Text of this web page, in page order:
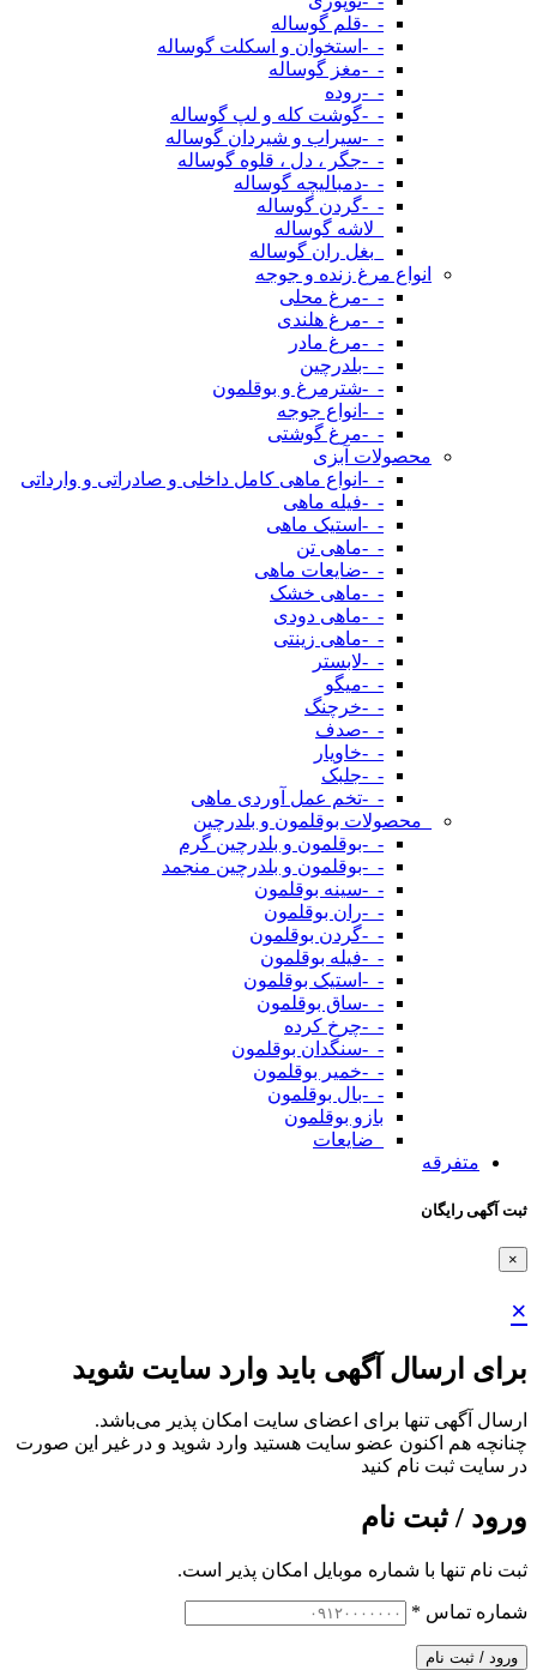
-_-قلم گوساله
-_-استخوان و اسکلت گوساله
-_-مغز گوساله
-_-روده
-_-گوشت کله و لپ گوساله
-_-سیراب و شیردان گوساله
-_-جگر ، دل ، قلوه گوساله
-_-دمبالیچه گوساله
-_-گردن گوساله
_لاشه گوساله
_بغل ران گوساله
انواع مرغ زنده و جوجه
-_-مرغ محلی
-_-مرغ هلندی
-_-مرغ مادر
-_-بلدرچین
-_-شترمرغ و بوقلمون
-_-انواع جوجه
-_-مرغ گوشتی
محصولات آبزی
-_-انواع ماهی کامل داخلی و صادراتی و وارداتی
-_-فیله ماهی
-_-استیک ماهی
-_-ماهی تن
-_-ضایعات ماهی
-_-ماهی خشک
-_-ماهی دودی
-_-ماهی زینتی
-_-لابستر
-_-میگو
-_-خرچنگ
-_-صدف
-_-خاویار
-_-جلبک
-_-تخم عمل آوردی ماهی
_محصولات بوقلمون و بلدرچین
-_-بوقلمون و بلدرچین گرم
-_-بوقلمون و بلدرچین منجمد
-_-سینه بوقلمون
-_-ران بوقلمون
-_-گردن بوقلمون
-_-فیله بوقلمون
-_-استیک بوقلمون
-_-ساق بوقلمون
-_-چرخ کرده
-_-سنگدان بوقلمون
-_-خمیر بوقلمون
-_-بال بوقلمون
بازو بوقلمون
_ضایعات
متفرقه
ثبت آگهی رایگان
×
×
برای ارسال آگهی باید وارد سایت شوید
ارسال آگهی تنها برای اعضای سایت امکان پذیر می‌باشد.
چنانچه هم‌ اکنون عضو سایت هستید وارد شوید و در غیر این صورت
در سایت ثبت نام کنید
ورود / ثبت نام
ثبت نام تنها با شماره موبایل امکان پذیر است.
شماره تماس *
ورود / ثبت نام